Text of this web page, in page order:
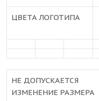
ЦВЕТА ЛОГОТИПА
НЕ ДОПУСКАЕТСЯ
ИЗМЕНЕНИЕ РАЗМЕРА